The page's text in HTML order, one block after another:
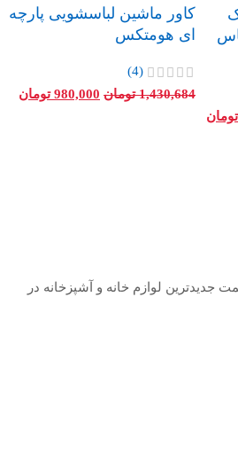
تومان
کاور ماشین لباسشویی پارچه
ای هومتکس
(4)
1,430,684 تومان 980,000 تومان
جدیدترین لوازم خانه و آشپزخانه در